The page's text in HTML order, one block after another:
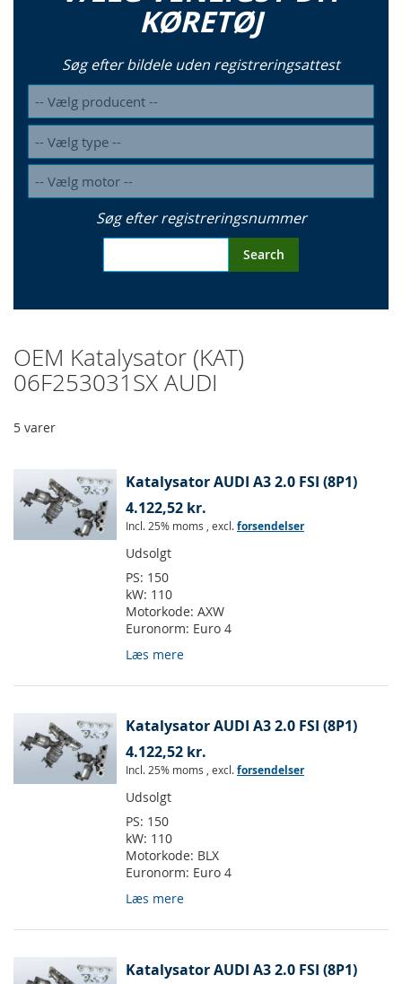
KØRETØJ
Søg efter bildele uden registreringsattest
Søg efter registreringsnummer
Search
OEM Katalysator (KAT)
06F253031SX AUDI
5 varer
Katalysator AUDI A3 2.0 FSI (8P1)
4.122,52 kr.
Incl. 25% moms , excl.forsendelser
Udsolgt
PS: 150
kW: 110
Motorkode: AXW
Euronorm: Euro 4
Læs mere
Katalysator AUDI A3 2.0 FSI (8P1)
4.122,52 kr.
Incl. 25% moms , excl.forsendelser
Udsolgt
PS: 150
kW: 110
Motorkode: BLX
Euronorm: Euro 4
Læs mere
Katalysator AUDI A3 2.0 FSI (8P1)